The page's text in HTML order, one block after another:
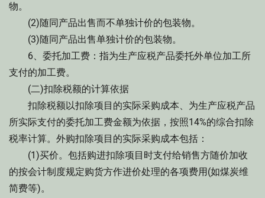
物。
(2)随同产品出售而不单独计价的包装物。
(3)随同产品出售单独计价的包装物。
6、委托加工费：指为生产应税产品委托外单位加工所
支付的加工费。
(二)扣除税额的计算依据
扣除税额以扣除项目的实际采购成本、为生产应税产品
所实际支付的委托加工费金额为依据，按照14%的综合扣除
税率计算。外购扣除项目的实际采购成本包括：
(1)买价。包括购进扣除项目时支付给销售方随价加收
的按会计制度规定购货方作进价处理的各项费用(如煤炭维
简费等)。